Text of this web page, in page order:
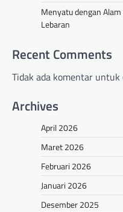
Menyatu dengan
Lebaran
Recent Comments
Tidak ada komentar
Archives
April 2026
Maret 2026
Februari 2026
Januari 2026
Desember 2025